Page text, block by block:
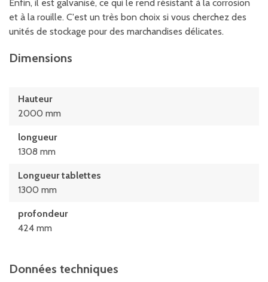
Enfin, il est galvanisé, ce qui le rend résistant à la corrosion
et à la rouille. C'est un très bon choix si vous cherchez des
unités de stockage pour des marchandises délicates.
Dimensions
Hauteur
2000 mm
longueur
1308 mm
Longueur tablettes
1300 mm
profondeur
424 mm
Données techniques